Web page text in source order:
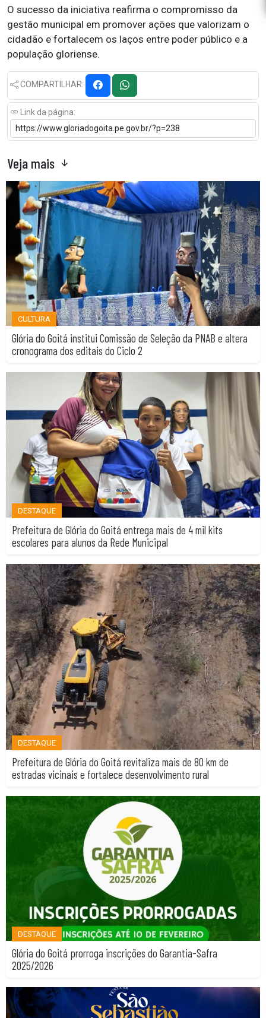
O sucesso da iniciativa reafirma o compromisso da
gestão municipal em promover ações que valorizam o
cidadão e fortalecem os laços entre poder público e a
população gloriense.
COMPARTILHAR:
Link da página:
Veja mais
CULTURA
Glória do Goitá institui Comissão de Seleção da PNAB e altera
cronograma dos editais do Ciclo 2
DESTAQUE
Prefeitura de Glória do Goitá entrega mais de 4 mil kits
escolares para alunos da Rede Municipal
DESTAQUE
Prefeitura de Glória do Goitá revitaliza mais de 80 km de
estradas vicinais e fortalece desenvolvimento rural
DESTAQUE
Glória do Goitá prorroga inscrições do Garantia-Safra
2025/2026